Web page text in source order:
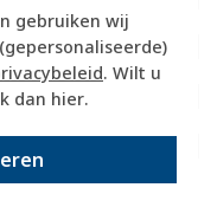
gebruiken wij
. Wilt u
dan hier.
Schroefbevestiging
symbolen